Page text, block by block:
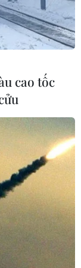
(Ảnh: AFP/
báo đã
dỡ bỏ
cao tốc